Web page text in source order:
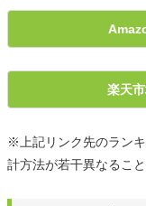
楽天
※上記リンク先のラン
計方法が若干異なること